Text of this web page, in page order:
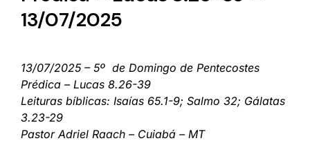
13/07/2025
13/07/2025 – 5º de Domingo de Pentecostes
Prédica – Lucas 8.26-39
Leituras bíblicas: Isaías 65.1-9; Salmo 32; Gálatas
3.23-29
Pastor Adriel Raach – Cuiabá – MT